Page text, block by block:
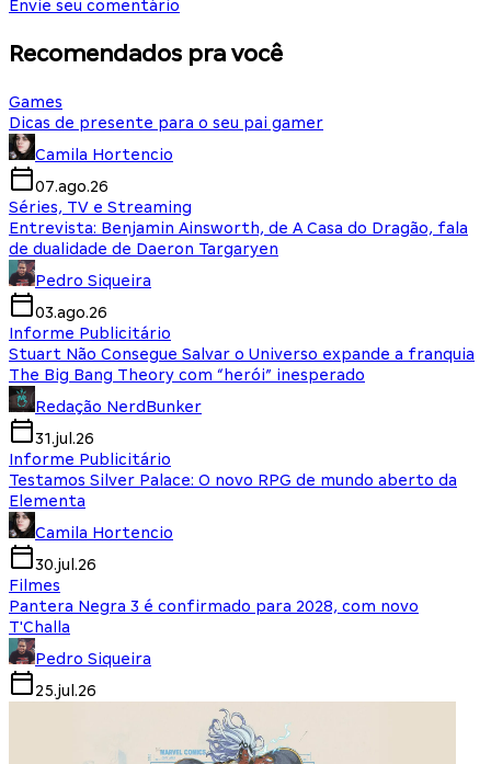
Envie seu comentário
Recomendados pra você
Games
Dicas de presente para o seu pai gamer
Camila Hortencio
07.ago.26
Séries, TV e Streaming
Entrevista: Benjamin Ainsworth, de A Casa do Dragão, fala
de dualidade de Daeron Targaryen
Pedro Siqueira
03.ago.26
Informe Publicitário
Stuart Não Consegue Salvar o Universo expande a franquia
The Big Bang Theory com “herói” inesperado
Redação NerdBunker
31.jul.26
Informe Publicitário
Testamos Silver Palace: O novo RPG de mundo aberto da
Elementa
Camila Hortencio
30.jul.26
Filmes
Pantera Negra 3 é confirmado para 2028, com novo
T'Challa
Pedro Siqueira
25.jul.26